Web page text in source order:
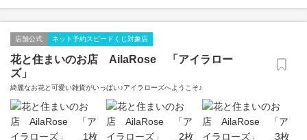
店舗公式 ネット予約スピードくじ対象店
花と住まいのお店 AilaRose 「アイラロー
ズ」
綺麗なお花と可愛い雑貨がいっぱい♪アイラローズへようこそ♪